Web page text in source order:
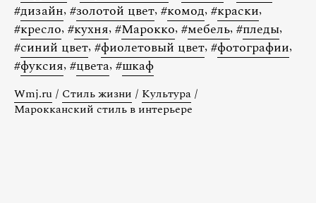
#дизайн, #золотой цвет, #комод, #краски,
#кресло, #кухня, #Марокко, #мебель, #пледы,
#синий цвет, #фиолетовый цвет, #фотографии,
#фуксия, #цвета, #шкаф
Wmj.ru / Стиль жизни / Культура /
Марокканский стиль в интерьере